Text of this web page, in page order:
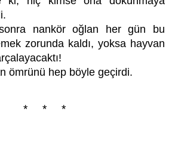
nankör oğlan her gün bu
zorunda kaldı, yoksa hayvan
ömrünü hep böyle geçirdi.
* * *